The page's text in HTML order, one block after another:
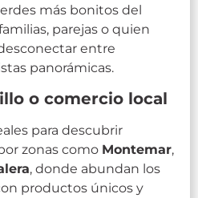
más bonitos del
parejas o quien
entre
panorámicas.
o comercio local
para descubrir
zonas como Montemar,
, donde abundan los
productos únicos y